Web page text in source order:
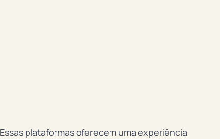
Essas plataformas oferecem uma experiência